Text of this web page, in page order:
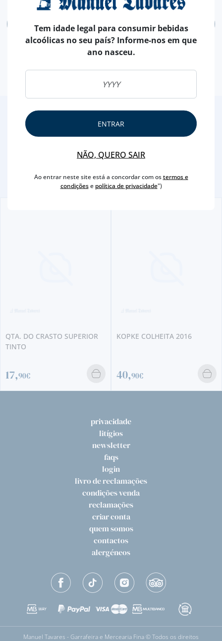
/4
Outras Sugestões
QTA. DO CRASTO SUPERIOR
TINTO
17,90€
KOPKE COLHEITA 2016
40,90€
privacidade
litígios
newsletter
faqs
login
livro de reclamações
condições venda
reclamações
criar conta
quem somos
contactos
alergéneos
Manuel Tavares - Garrafeira e Mercearia Fina © Todos os direitos
Tem idade legal para consumir bebidas
alcoólicas no seu país? Informe-nos em que
ano nasceu.
ENTRAR
NÃO, QUERO SAIR
Ao entrar neste site está a concordar com ostermos e
condiçõese política de privacidade")